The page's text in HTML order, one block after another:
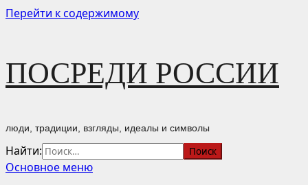
Перейти к содержимому
ПОСРЕДИ РОССИИ
люди, традиции, взгляды, идеалы и символы
Найти:
Основное меню